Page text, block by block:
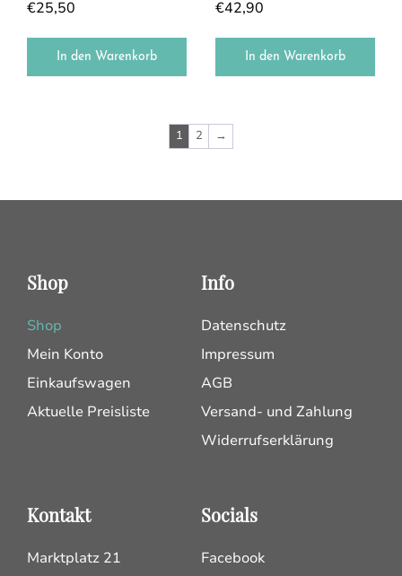
€25,50
In den Warenkorb
€42,90
In den Warenkorb
1 2 →
Shop
Shop
Mein Konto
Einkaufswagen
Aktuelle Preisliste
Info
Datenschutz
Impressum
AGB
Versand- und Zahlung
Widerrufserklärung
Kontakt
Marktplatz 21
Socials
Facebook